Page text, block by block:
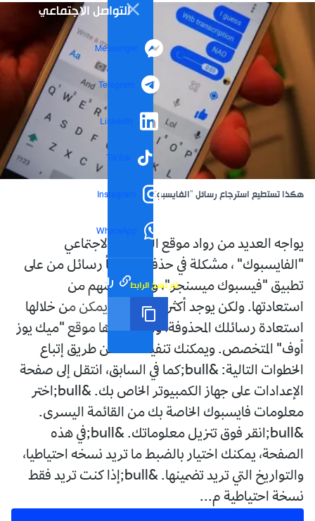
التواصل الاجتماعي
Messenger
Telegram
LinkedIn
TikTok
Instagram
WhatsApp
رابط مختصر تم نسخ الرابط
هكذا تستطيع استرجاع رسائل "الفايسبوك" المحذوفة
يواجه العديد من رواد موقع التواصل الاجتماعي
"الفايسبوك" ، مشكلة في حذفهم بالخطأ رسائل من على
تطبيق "فيسبوك ميسنجر"، وعدم تمكنهم من
استعادتها. ولكن يوجد أكثر من طريقة يمكن من خلالها
استعادة رسائلك المحذوفة، والتي حددها موقع "ميك يوز
أوف" المتخصص. ويمكنك تنفيذ ذلك عن طريق إتباع
الخطوات التالية: &bull;كما في السابق، انتقل إلى صفحة
الإعدادات على جهاز الكمبيوتر الخاص بك. &bull;اختر
معلومات فايسبوك الخاصة بك من القائمة اليسرى.
&bull;انقر فوق تنزيل معلوماتك. &bull;في هذه
الصفحة، يمكنك اختيار بالضبط ما تريد نسخه احتياطيا،
والتواريخ التي تريد تضمينها. &bull;إذا كنت تريد فقط
نسخة احتياطية م...